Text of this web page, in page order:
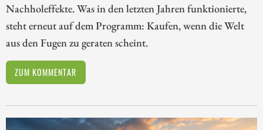
Nachholeffekte. Was in den letzten Jahren funktionierte,
steht erneut auf dem Programm: Kaufen, wenn die Welt
aus den Fugen zu geraten scheint.
ZUM KOMMENTAR